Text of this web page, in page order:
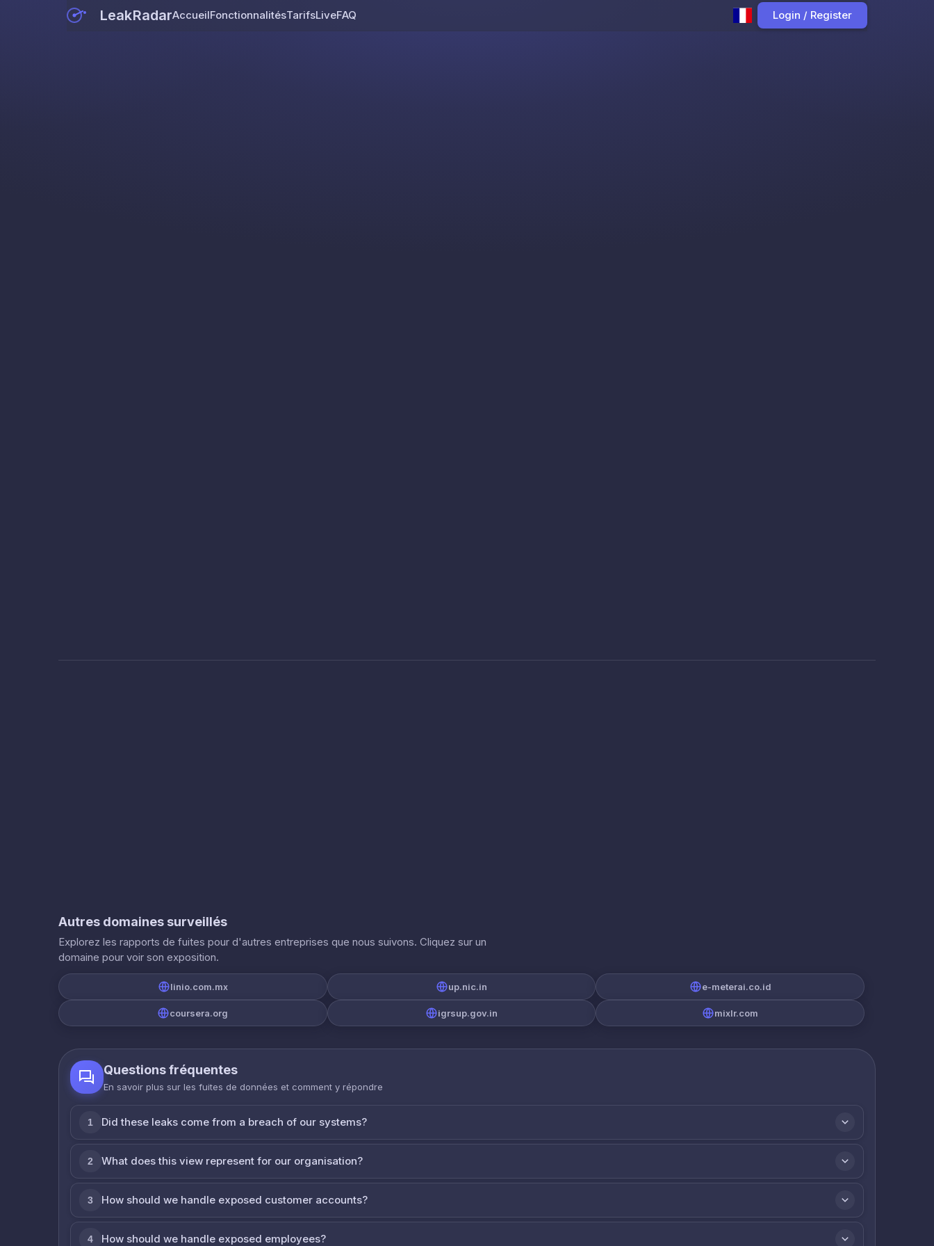
LeakRadarAccueilFonctionnalitésTarifsLiveFAQ Login / Register
Autres domaines surveillés
Explorez les rapports de fuites pour d'autres entreprises que nous suivons. Cliquez sur un
domaine pour voir son exposition.
linio.com.mx up.nic.in e-meterai.co.id
coursera.org igrsup.gov.in mixlr.com
Questions fréquentes
En savoir plus sur les fuites de données et comment y répondre
1 Did these leaks come from a breach of our systems?
2 What does this view represent for our organisation?
3 How should we handle exposed customer accounts?
4 How should we handle exposed employees?